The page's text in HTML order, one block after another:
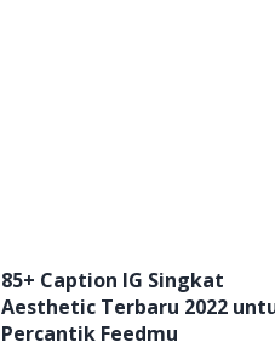
85+ Caption IG Singkat
Aesthetic Terbaru 2022
Percantik Feedmu